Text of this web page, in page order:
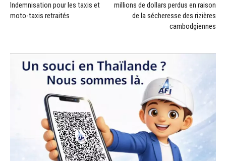
Indemnisation pour les taxis et
moto-taxis retraités
millions de dollars perdus en raison
de la sécheresse des rizières
cambodgiennes